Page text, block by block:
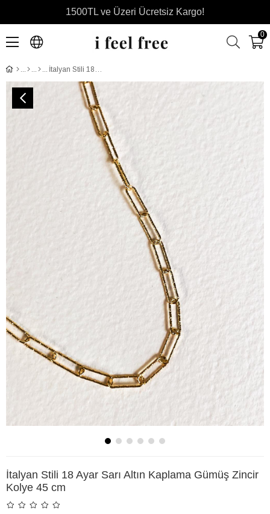
1500TL ve Üzeri Ücretsiz Kargo!
0
İtalyan Stili 18 Ayar Sarı Altın Kaplama Gümüş Zincir Kolye 45 cm
İtalyan Stili 18 Ayar Sarı Altın Kaplama Gümüş Zincir
Kolye 45 cm